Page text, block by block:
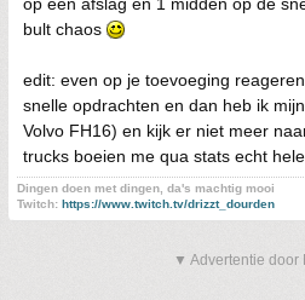
bult chaos
edit: even op je toevoeging
snelle opdrachten en dan heb ik
Volvo FH16) en kijk er niet meer
trucks boeien me qua stats echt
Dingen doen met dingen, da's machtig mooi
Twitch: https://www.twitch.tv/drizzt_dourden
▼ Advertentie door